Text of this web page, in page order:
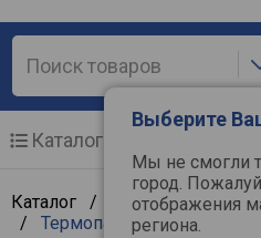
Выберите
Мы не смогли
город.
отображения
региона.
Каталог
Каталог / Компьютерная
/ Термопасты и